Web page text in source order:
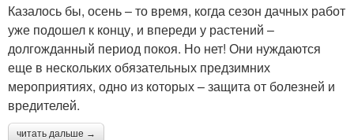
Казалось бы, осень – то время, когда сезон дачных работ
уже подошел к концу, и впереди у растений –
долгожданный период покоя. Но нет! Они нуждаются
еще в нескольких обязательных предзимних
мероприятиях, одно из которых – защита от болезней и
вредителей.
читать дальше →